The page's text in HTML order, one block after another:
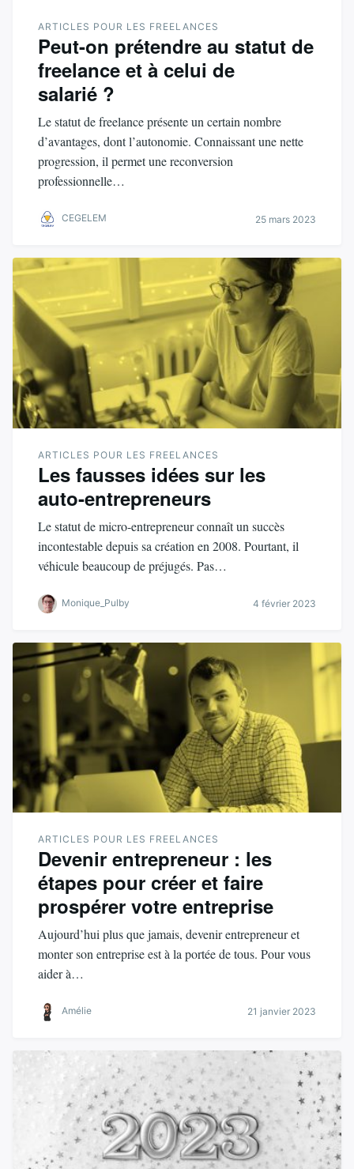
ARTICLES POUR LES FREELANCES
Peut-on prétendre au statut de
freelance et à celui de
salarié ?
Le statut de freelance présente un certain nombre
d’avantages, dont l’autonomie. Connaissant une nette
progression, il permet une reconversion
professionnelle…
CEGELEM 25 mars 2023
ARTICLES POUR LES FREELANCES
Les fausses idées sur les
auto-entrepreneurs
Le statut de micro-entrepreneur connaît un succès
incontestable depuis sa création en 2008. Pourtant, il
véhicule beaucoup de préjugés. Pas…
Monique_Pulby 4 février 2023
ARTICLES POUR LES FREELANCES
Devenir entrepreneur : les
étapes pour créer et faire
prospérer votre entreprise
Aujourd’hui plus que jamais, devenir entrepreneur et
monter son entreprise est à la portée de tous. Pour vous
aider à…
Amélie 21 janvier 2023